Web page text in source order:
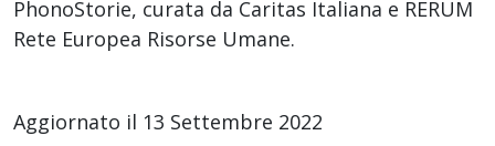
PhonoStorie, curata da Caritas Italiana e RERUM 
Rete Europea Risorse Umane.
Aggiornato il 13 Settembre 2022